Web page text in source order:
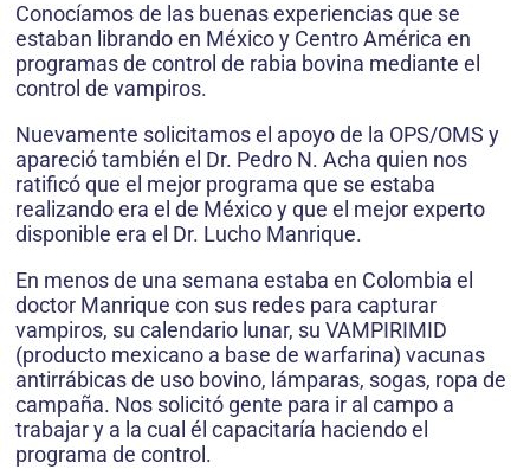
Conocíamos de las buenas experiencias que se
estaban librando en México y Centro América en
programas de control de rabia bovina mediante el
control de vampiros.
Nuevamente solicitamos el apoyo de la OPS/OMS y
apareció también el Dr. Pedro N. Acha quien nos
ratificó que el mejor programa que se estaba
realizando era el de México y que el mejor experto
disponible era el Dr. Lucho Manrique.
En menos de una semana estaba en Colombia el
doctor Manrique con sus redes para capturar
vampiros, su calendario lunar, su VAMPIRIMID
(producto mexicano a base de warfarina) vacunas
antirrábicas de uso bovino, lámparas, sogas, ropa de
campaña. Nos solicitó gente para ir al campo a
trabajar y a la cual él capacitaría haciendo el
programa de control.